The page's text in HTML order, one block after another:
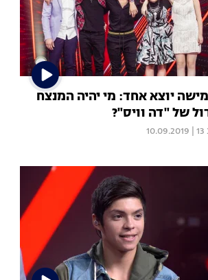
יוצא אחד: מי יהיה המנצח
של "דה וויס"?
10.09.2019